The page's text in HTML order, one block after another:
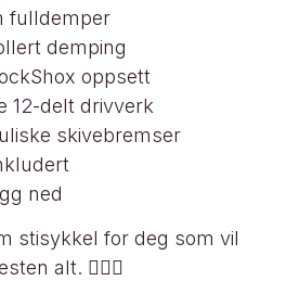
fulldemper
demping
oppsett
12-delt drivverk
skivebremser
ned
stisykkel for deg som vil
alt. 🚵‍♀️✨